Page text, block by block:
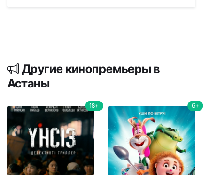
Другие кинопремьеры в
Астаны
18+ 6+